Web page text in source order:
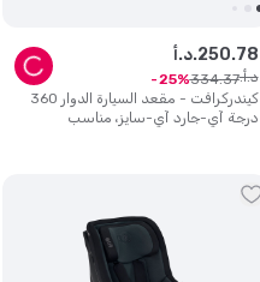
كيندركرافت - مقعد السيارة الدوار 360
درجة آي-جارد آي-سايز، مناسب
د.أ.250.78
د.أ. 334.37
25